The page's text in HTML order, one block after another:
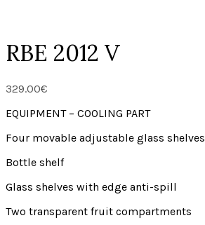
RBE 2012 V
329.00€
EQUIPMENT – COOLING PART
Four movable adjustable glass shelves
Bottle shelf
Glass shelves with edge anti-spill
Two transparent fruit compartments